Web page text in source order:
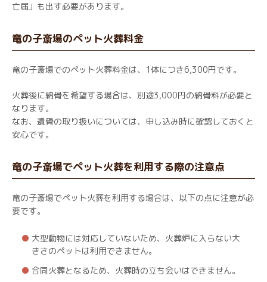
亡届」も出す必要があります。
竜の子斎場のペット火葬料金
竜の子斎場でのペット火葬料金は、1体につき6,300円です。
火葬後に納骨を希望する場合は、別途3,000円の納骨料が必要と
なります。
なお、遺骨の取り扱いについては、申し込み時に確認しておくと
安心です。
竜の子斎場でペット火葬を利用する際の注意点
竜の子斎場でペット火葬を利用する場合は、以下の点に注意が必
要です。
大型動物には対応していないため、火葬炉に入らない大
きさのペットは利用できません。
合同火葬となるため、火葬時の立ち会いはできません。